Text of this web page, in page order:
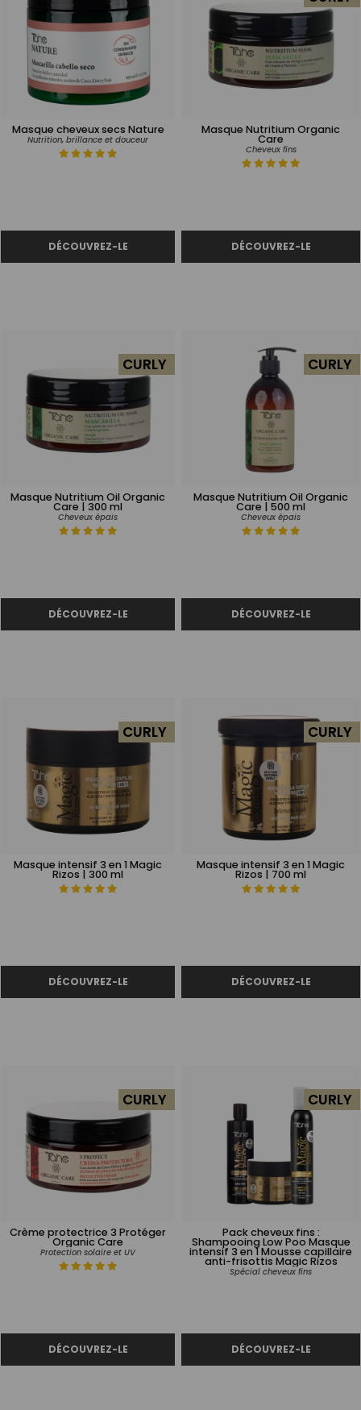
Masque cheveux secs Nature
Nutrition, brillance et douceur
Masque Nutritium Organic
Care
Cheveux fins
Masque Nutritium Oil Organic
Care | 300 ml
Cheveux épais
CURLY
Masque Nutritium Oil Organic
Care | 500 ml
Cheveux épais
CURLY
​​​​​​​Masque intensif 3 en 1 Magic
Rizos | 300 ml
CURLY
​​​​​​​Masque intensif 3 en 1 Magic
Rizos | 700 ml
CURLY
Crème protectrice 3 Protéger
Organic Care
Protection solaire et UV
CURLY
Pack cheveux fins :
Shampooing Low Poo Masque
intensif 3 en 1 Mousse capillaire
anti-frisottis Magic Rizos
Spécial cheveux fins
CURLY